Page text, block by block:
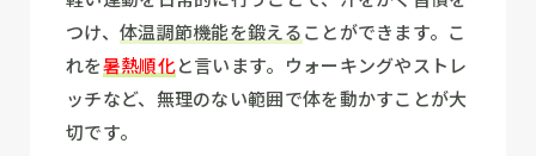
つけ、 体温調節機能を鍛えることができます。こ
れを暑熱順化と言います。ウォーキングやストレ
ッチなど、無理のない範囲で体を動かすことが大
切です。